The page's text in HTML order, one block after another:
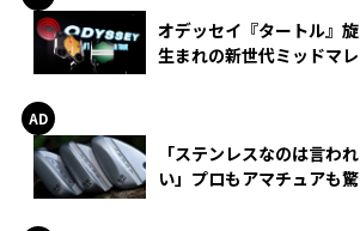
オデッセイ『タートル』
生まれの新世代ミッドマ
「ステンレスなのは言わ
い」プロもアマチュアも